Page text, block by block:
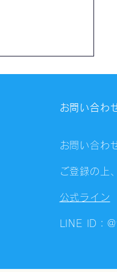
お問い合わ
お問い合わ
ご登録の上
公式ライン
LINE ID：